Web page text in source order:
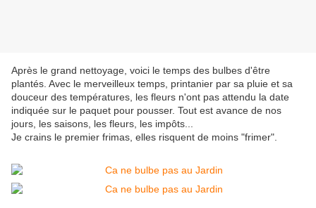
Après le grand nettoyage, voici le temps des bulbes d'être
plantés. Avec le merveilleux temps, printanier par sa pluie et sa
douceur des températures, les fleurs n'ont pas attendu la date
indiquée sur le paquet pour pousser. Tout est avance de nos
jours, les saisons, les fleurs, les impôts...
Je crains le premier frimas, elles risquent de moins "frimer".